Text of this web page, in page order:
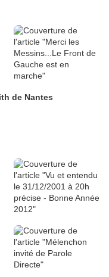
de Nantes